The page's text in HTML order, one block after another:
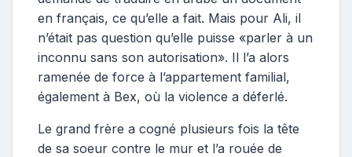
en français, ce qu’elle a fait. Mais pour Ali, il
n’était pas question qu’elle puisse «parler à un
inconnu sans son autorisation». Il l’a alors
ramenée de force à l’appartement familial,
également à Bex, où la violence a déferlé.
Le grand frère a cogné plusieurs fois la tête
de sa soeur contre le mur et l’a rouée de